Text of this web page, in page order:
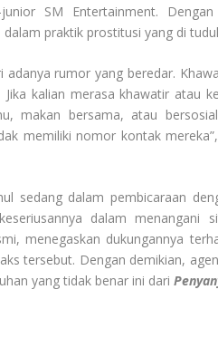
SM Entertainment.
praktik prostitusi yang di
adanya rumor yang beredar.
Jika kalian merasa khawatir atau
makan bersama, atau
memiliki nomor kontak
sedang dalam pembicaraan
dalam
menegaskan dukungannya
tersebut. Dengan demikian,
yang tidak benar ini dari